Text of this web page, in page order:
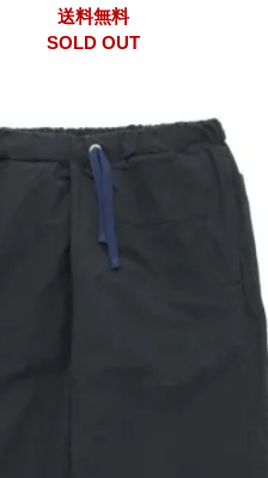
送料無料
SOLD OUT